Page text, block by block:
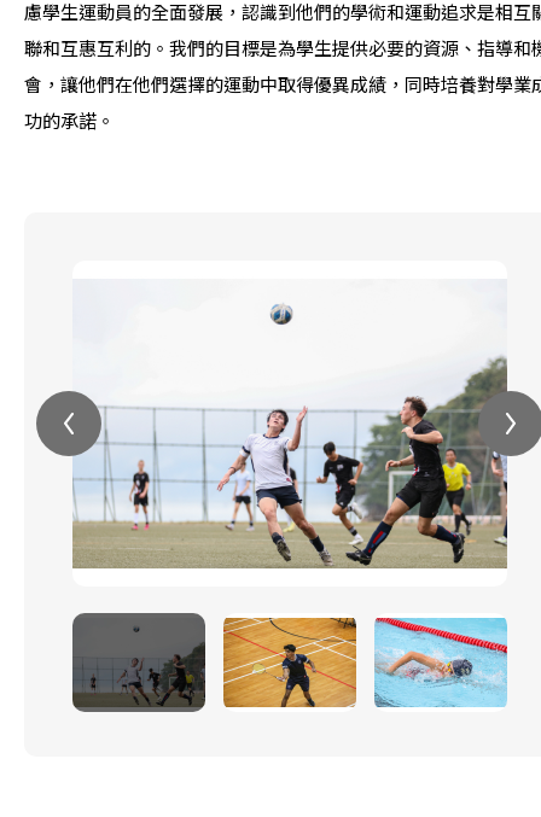
慮學生運動員的全面發展，認識到他們的學術和運動追求是相互
聯和互惠互利的。我們的目標是為學生提供必要的資源、指導和
會，讓他們在他們選擇的運動中取得優異成績，同時培養對學業
功的承諾。